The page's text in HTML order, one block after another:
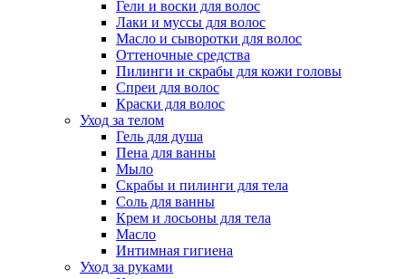
Гели и воски для волос
Лаки и муссы для волос
Масло и сыворотки для волос
Оттеночные средства
Пилинги и скрабы для кожи головы
Спреи для волос
Краски для волос
Уход за телом
Гель для душа
Пена для ванны
Мыло
Скрабы и пилинги для тела
Соль для ванны
Крем и лосьоны для тела
Масло
Интимная гигиена
Уход за руками